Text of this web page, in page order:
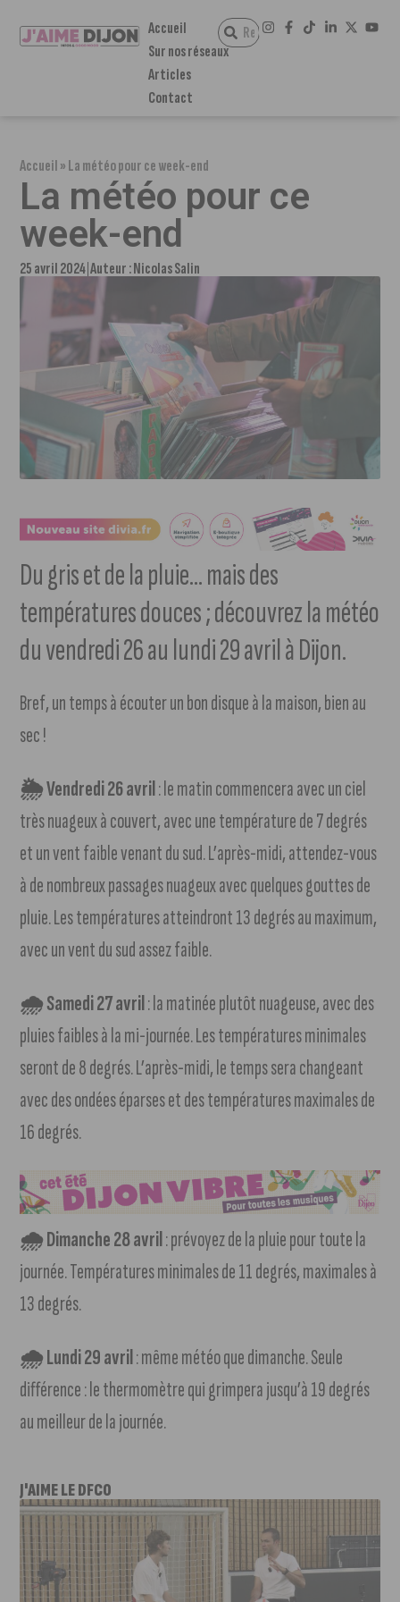
Accueil
Sur nos réseaux
Articles
Contact
Accueil»La météo pour ce week-end
La météo pour ce
week-end
25 avril 2024 Auteur :Nicolas Salin
Du gris et de la pluie… mais des
températures douces ; découvrez la météo
du vendredi 26 au lundi 29 avril à Dijon.
Bref, un temps à écouter un bon disque à la maison, bien au
sec !
🌦 Vendredi 26 avril: le matin commencera avec un ciel
très nuageux à couvert, avec une température de 7 degrés
et un vent faible venant du sud. L’après-midi, attendez-vous
à de nombreux passages nuageux avec quelques gouttes de
pluie. Les températures atteindront 13 degrés au maximum,
avec un vent du sud assez faible.
🌧 Samedi 27 avril: la matinée plutôt nuageuse, avec des
pluies faibles à la mi-journée. Les températures minimales
seront de 8 degrés. L’après-midi, le temps sera changeant
avec des ondées éparses et des températures maximales de
16 degrés.
🌧 Dimanche 28 avril: prévoyez de la pluie pour toute la
journée. Températures minimales de 11 degrés, maximales à
13 degrés.
🌧 Lundi 29 avril: même météo que dimanche. Seule
différence : le thermomètre qui grimpera jusqu’à 19 degrés
au meilleur de la journée.
J'AIME LE DFCO